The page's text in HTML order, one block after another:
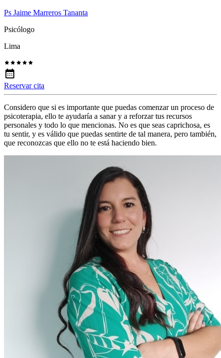
Ps Jaime Marreros Tananta
Psicólogo
Lima
Reservar cita
Considero que si es importante que puedas comenzar un proceso de
psicoterapia, ello te ayudaría a sanar y a reforzar tus recursos
personales y todo lo que mencionas. No es que seas caprichosa, es
tu sentir, y es válido que puedas sentirte de tal manera, pero también,
que reconozcas que ello no te está haciendo bien.